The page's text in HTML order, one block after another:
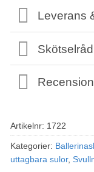
Leverans
Skötselråd
Artikelnr: 1722
Kategorier:
uttagbara sulor,